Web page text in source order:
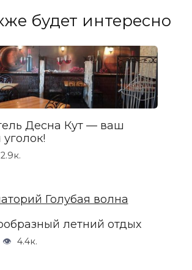
будет интересно
Десна Кут — ваш
2.9к.
летний отдых
4.4к.